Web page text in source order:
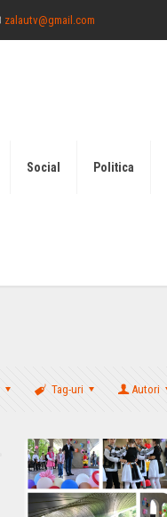
zalautv@gmail.com
Social Politica
Tag-uri Autori